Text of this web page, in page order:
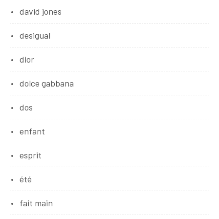
david jones
desigual
dior
dolce gabbana
dos
enfant
esprit
été
fait main